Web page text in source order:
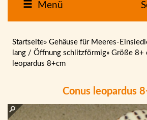
Menü
Startseite» Gehäuse für Meeres-
lang / Öffnung schlitzförmig» Größe 8+
leopardus 8+cm
Conus leopardus